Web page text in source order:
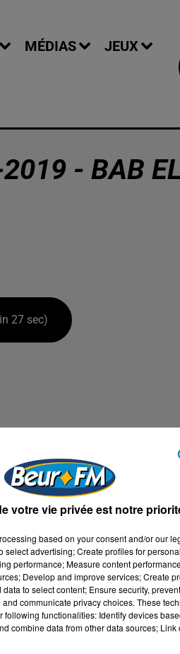
MÉDIAS JEUX
- BAB EL
27 sec)
votre vie privée est notre
based on your consent and/or our
advertising; Create profiles for
performance; Measure content
Develop and improve services; Create
to select content; Ensure security,
communicate privacy choices. These
functionalities: Identify devices
combine data from other data sources;